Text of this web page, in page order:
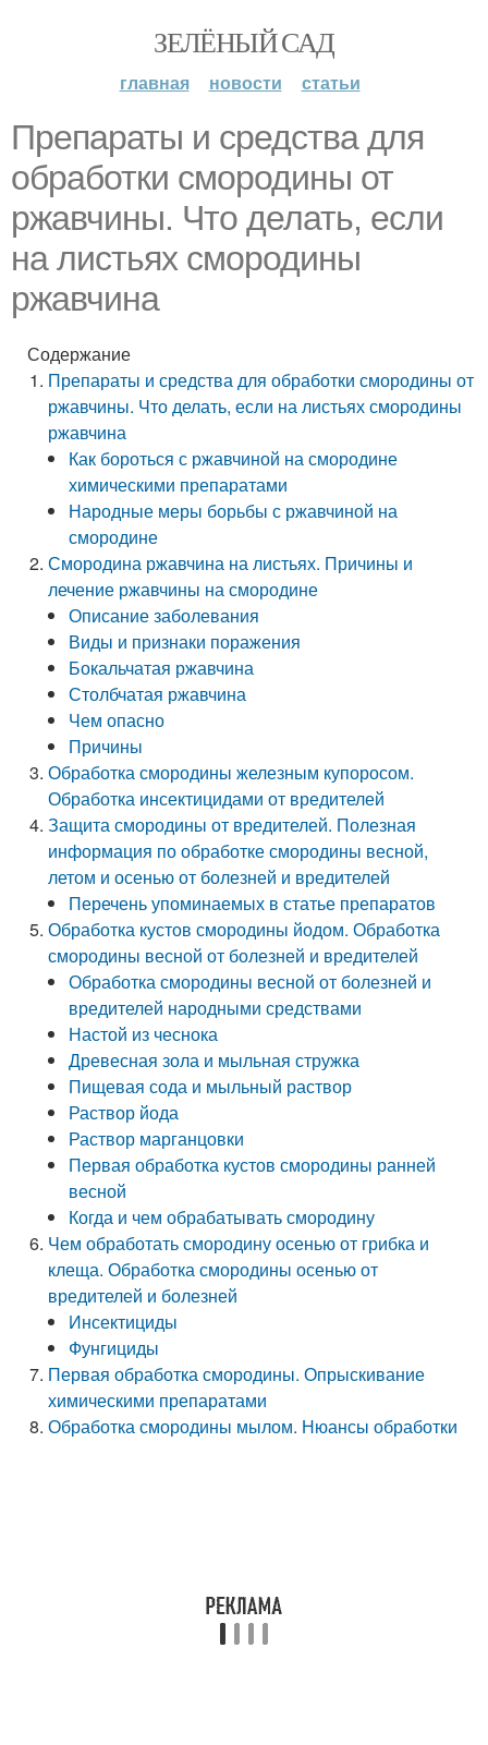
ЗЕЛЁНЫЙ САД
главная новости статьи
Препараты и средства для
обработки смородины от
ржавчины. Что делать, если
на листьях смородины
ржавчина
Содержание
Препараты и средства для обработки смородины от
ржавчины. Что делать, если на листьях смородины
ржавчина
Как бороться с ржавчиной на смородине
химическими препаратами
Народные меры борьбы с ржавчиной на
смородине
Смородина ржавчина на листьях. Причины и
лечение ржавчины на смородине
Описание заболевания
Виды и признаки поражения
Бокальчатая ржавчина
Столбчатая ржавчина
Чем опасно
Причины
Обработка смородины железным купоросом.
Обработка инсектицидами от вредителей
Защита смородины от вредителей. Полезная
информация по обработке смородины весной,
летом и осенью от болезней и вредителей
Перечень упоминаемых в статье препаратов
Обработка кустов смородины йодом. Обработка
смородины весной от болезней и вредителей
Обработка смородины весной от болезней и
вредителей народными средствами
Настой из чеснока
Древесная зола и мыльная стружка
Пищевая сода и мыльный раствор
Раствор йода
Раствор марганцовки
Первая обработка кустов смородины ранней
весной
Когда и чем обрабатывать смородину
Чем обработать смородину осенью от грибка и
клеща. Обработка смородины осенью от
вредителей и болезней
Инсектициды
Фунгициды
Первая обработка смородины. Опрыскивание
химическими препаратами
Обработка смородины мылом. Нюансы обработки